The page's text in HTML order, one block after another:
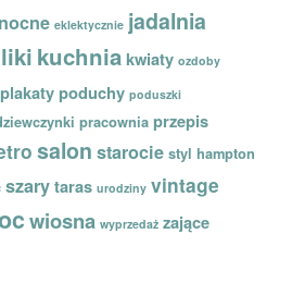
eklektycznie jadalnia
kuchnia kwiaty ozdoby
plakatypoduchy poduszki
pracownia przepis
salon starocie styl hampton
szarytaras urodziny vintage
wiosna wyprzedaż zające